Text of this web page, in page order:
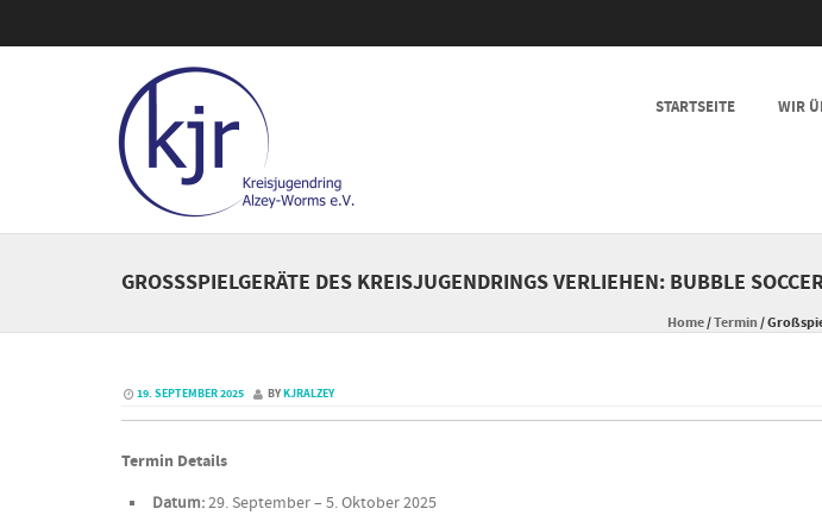
SKIP TO CONTENTSTARTSEITE WIR
GROSSSPIELGERÄTE DES KREISJUGENDRINGS VERLIEHEN: BUBBLE
Home/Termin/
19. SEPTEMBER 2025 BYKJRALZEY
Termin Details
Datum:29. September– 5. Oktober 2025